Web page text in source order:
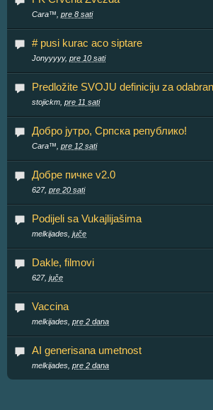
Cara™, pre 8 sati
# pusi kurac aco siptare
Jonyyyyy, pre 10 sati
Predložite SVOJU definiciju za
stojickm, pre 11 sati
Добро јутро, Српска републико!
Cara™, pre 12 sati
Добре пичке v2.0
627, pre 20 sati
Podijeli sa Vukajlijašima
melkijades, juče
Dakle, filmovi
627, juče
Vaccina
melkijades, pre 2 dana
AI generisana umetnost
melkijades, pre 2 dana